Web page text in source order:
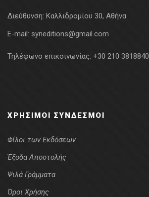
Διεύθυνση: Καλλιδρομίου 30, Αθήνα
E-mail: syneditions@gmail.com
Τηλέφωνο επικοινωνίας: +30 210 3818840
ΧΡΉΣΙΜΟΙ ΣΎΝΔΕΣΜΟΙ
Φίλοι των Εκδόσεων
Έξοδα Αποστολής
Ψιλά Γράμματα
Όροι Χρήσης